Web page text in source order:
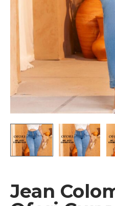
Jean